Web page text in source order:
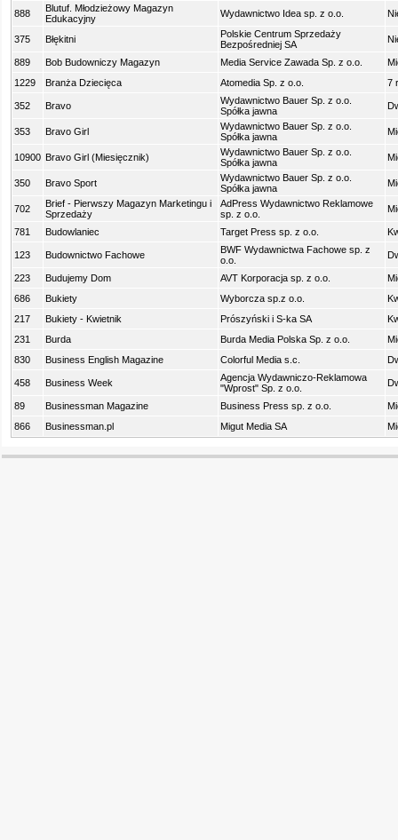
888
Blutuf. Młodzieżowy Magazyn
Edukacyjny
Wydawnictwo Idea sp. z o.o.
375 Błękitni
Polskie Centrum Sprzedaży
Bezpośredniej SA
889 Bob Budowniczy Magazyn Media Service Zawada Sp. z o.o.
1229
Branża Dziecięca Atomedia Sp. z o.o. 7
352 Bravo
Wydawnictwo Bauer Sp. z o.o.
Spółka jawna
353 Bravo Girl
Wydawnictwo Bauer Sp. z o.o.
Spółka jawna
10900 Bravo Girl (Miesięcznik)
Wydawnictwo Bauer Sp. z o.o.
Spółka jawna
350 Bravo Sport
Wydawnictwo Bauer Sp. z o.o.
Spółka jawna
702
Brief - Pierwszy Magazyn Marketingu i
Sprzedaży
AdPress Wydawnictwo Reklamowe
sp. z o.o.
781 Budowlaniec Target Press sp. z o.o.
123 Budownictwo Fachowe
BWF Wydawnictwa Fachowe sp. z
o.o.
223 Budujemy Dom AVT Korporacja sp. z o.o.
686
Bukiety Wyborcza sp.z o.o.
217
Bukiety - Kwietnik Prószyński i S-ka SA
231
Burda Burda Media Polska Sp. z o.o.
830
Business English Magazine Colorful Media s.c.
458 Business Week
Agencja Wydawniczo-Reklamowa
"Wprost" Sp. z o.o.
89 Businessman Magazine Business Press sp. z o.o.
866
Businessman.pl Migut Media SA